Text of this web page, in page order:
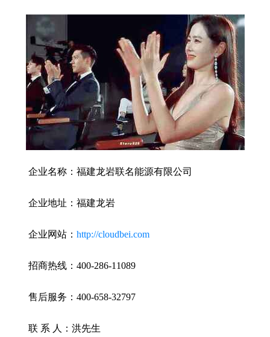
企业名称：福建龙岩联名能源有限公司
企业地址：福建龙岩
企业网站： http://cloudbei.com
招商热线：400-286-11089
售后服务：400-658-32797
联 系 人：洪先生